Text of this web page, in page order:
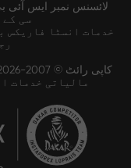
سی کے
خدمات انسٹا فاریکس
مالیاتی خدمات